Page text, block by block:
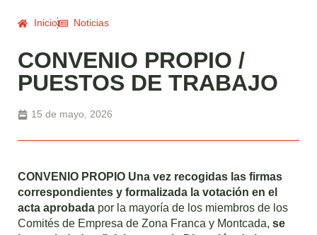
Inicio Noticias
CONVENIO PROPIO /
PUESTOS DE TRABAJO
15 de mayo, 2026
CONVENIO PROPIO Una vez recogidas las firmas
correspondientes y formalizada la votación en el
acta aprobada por la mayoría de los miembros de los
Comités de Empresa de Zona Franca y Montcada, se